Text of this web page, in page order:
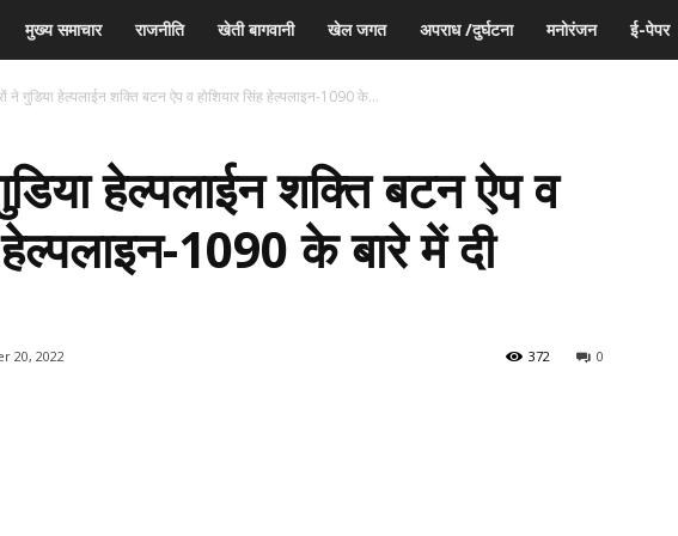
मुख्य समाचार राजनीति खेती बागवानी खेल जगत अपराध /दुर्घटना मनोरंजन ई-पेपर
ने गुडिया हेल्पलाईन शक्ति बटन ऐप व होशियार सिंह हेल्पलाइन-1090 के...
हेल्पलाईन शक्ति बटन ऐप व
हेल्पलाइन-1090 के बारे में दी
20, 2022 0
372